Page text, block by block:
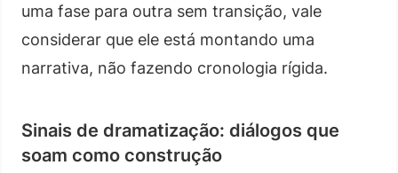
uma fase para outra sem transição, vale
considerar que ele está montando uma
narrativa, não fazendo cronologia rígida.
Sinais de dramatização: diálogos que
soam como construção